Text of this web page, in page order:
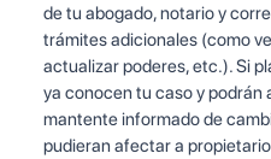
de tu abogado, notario y
trámites adicionales (como
actualizar poderes, etc.). Si
ya conocen tu caso y podrán
mantente informado de
pudieran afectar a